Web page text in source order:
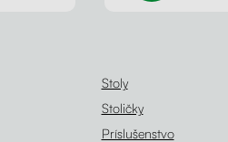
Stoly
Stoličky
Príslušenstvo